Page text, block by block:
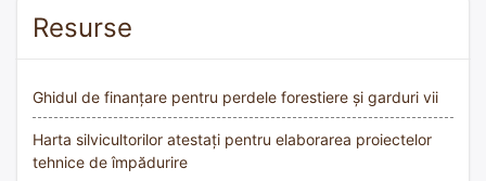
Resurse
Ghidul de finanțare pentru perdele forestiere și garduri vii
Harta silvicultorilor atestați pentru elaborarea proiectelor
tehnice de împădurire